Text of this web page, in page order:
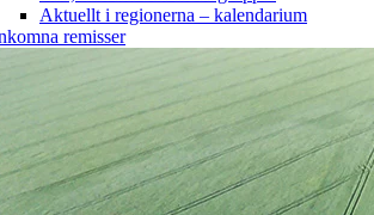
Aktuellt i regionerna – kalendarium
remisser